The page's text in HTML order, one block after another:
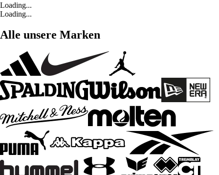
Loading...
Loading...
Alle unsere Marken